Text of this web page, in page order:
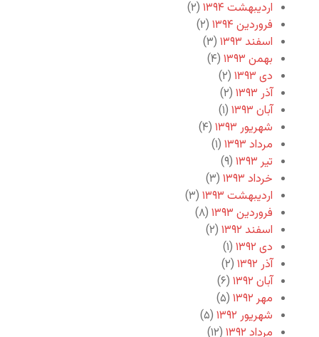
اردیبهشت ۱۳۹۴
(۲)
فروردین ۱۳۹۴
(۲)
اسفند ۱۳۹۳
(۳)
بهمن ۱۳۹۳
(۴)
دی ۱۳۹۳
(۲)
آذر ۱۳۹۳
(۲)
آبان ۱۳۹۳
(۱)
شهریور ۱۳۹۳
(۴)
مرداد ۱۳۹۳
(۱)
تیر ۱۳۹۳
(۹)
خرداد ۱۳۹۳
(۳)
اردیبهشت ۱۳۹۳
(۳)
فروردین ۱۳۹۳
(۸)
اسفند ۱۳۹۲
(۲)
دی ۱۳۹۲
(۱)
آذر ۱۳۹۲
(۲)
آبان ۱۳۹۲
(۶)
مهر ۱۳۹۲
(۵)
شهریور ۱۳۹۲
(۵)
مرداد ۱۳۹۲
(۱۲)